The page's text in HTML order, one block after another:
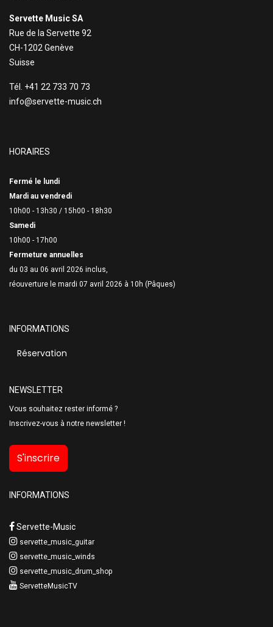
Servette Music SA
Rue de la Servette 92
CH-1202 Genève
Suisse
Tél. +41 22 733 70 73
info@servette-music.ch
HORAIRES
Fermé le lundi
Mardi au vendredi
10h00 - 13h30 / 15h00 - 18h30
Samedi
10h00 - 17h00
Fermeture annuelles
du 03 au 06 avril 2026 inclus,
réouverture le mardi 07 avril 2026 à 10h (Pâques)
INFORMATIONS
Réservation
NEWSLETTER
Vous souhaitez rester informé ?
Inscrivez-vous à notre newsletter !
S'inscrire
INFORMATIONS
Servette-Music
servette_music_guitar
servette_music_winds
servette_music_drum_shop
ServetteMusicTV